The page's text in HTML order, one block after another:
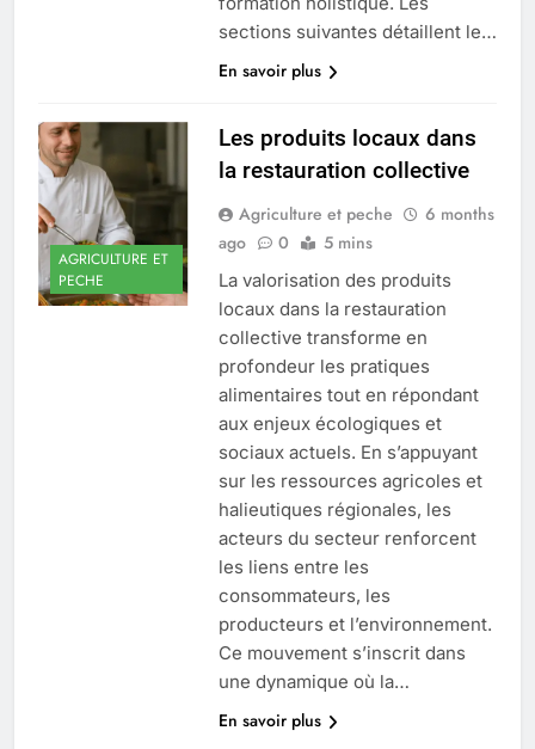
sections suivantes détaillent le…
En savoir plus
AGRICULTURE ET
PECHE
Les produits locaux dans
la restauration collective
Agriculture et peche
6 months
ago
0 5 mins
La valorisation des produits
locaux dans la restauration
collective transforme en
profondeur les pratiques
alimentaires tout en répondant
aux enjeux écologiques et
sociaux actuels. En s’appuyant
sur les ressources agricoles et
halieutiques régionales, les
acteurs du secteur renforcent
les liens entre les
consommateurs, les
producteurs et l’environnement.
Ce mouvement s’inscrit dans
une dynamique où la…
En savoir plus